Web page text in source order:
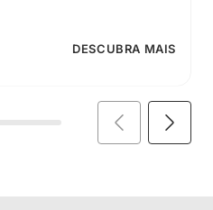
DESCUBRA MAIS